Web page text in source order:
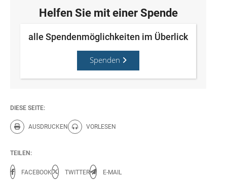
Helfen Sie mit einer Spende
alle Spendenmöglichkeiten im Überlick
Spenden
DIESE SEITE:
AUSDRUCKEN
Diese Seite drucken.
VORLESEN
Diese Seite vorlesen.
TEILEN:
FACEBOOK TWITTER E-MAIL